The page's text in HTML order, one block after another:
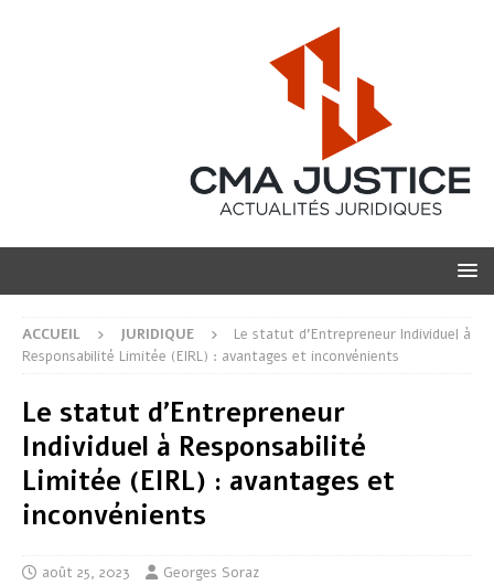
ACCUEIL JURIDIQUE
Le statut d’Entrepreneur Individuel à
Responsabilité Limitée (EIRL) : avantages et inconvénients
Le statut d’Entrepreneur
Individuel à Responsabilité
Limitée (EIRL) : avantages et
inconvénients
août 25, 2023 Georges Soraz